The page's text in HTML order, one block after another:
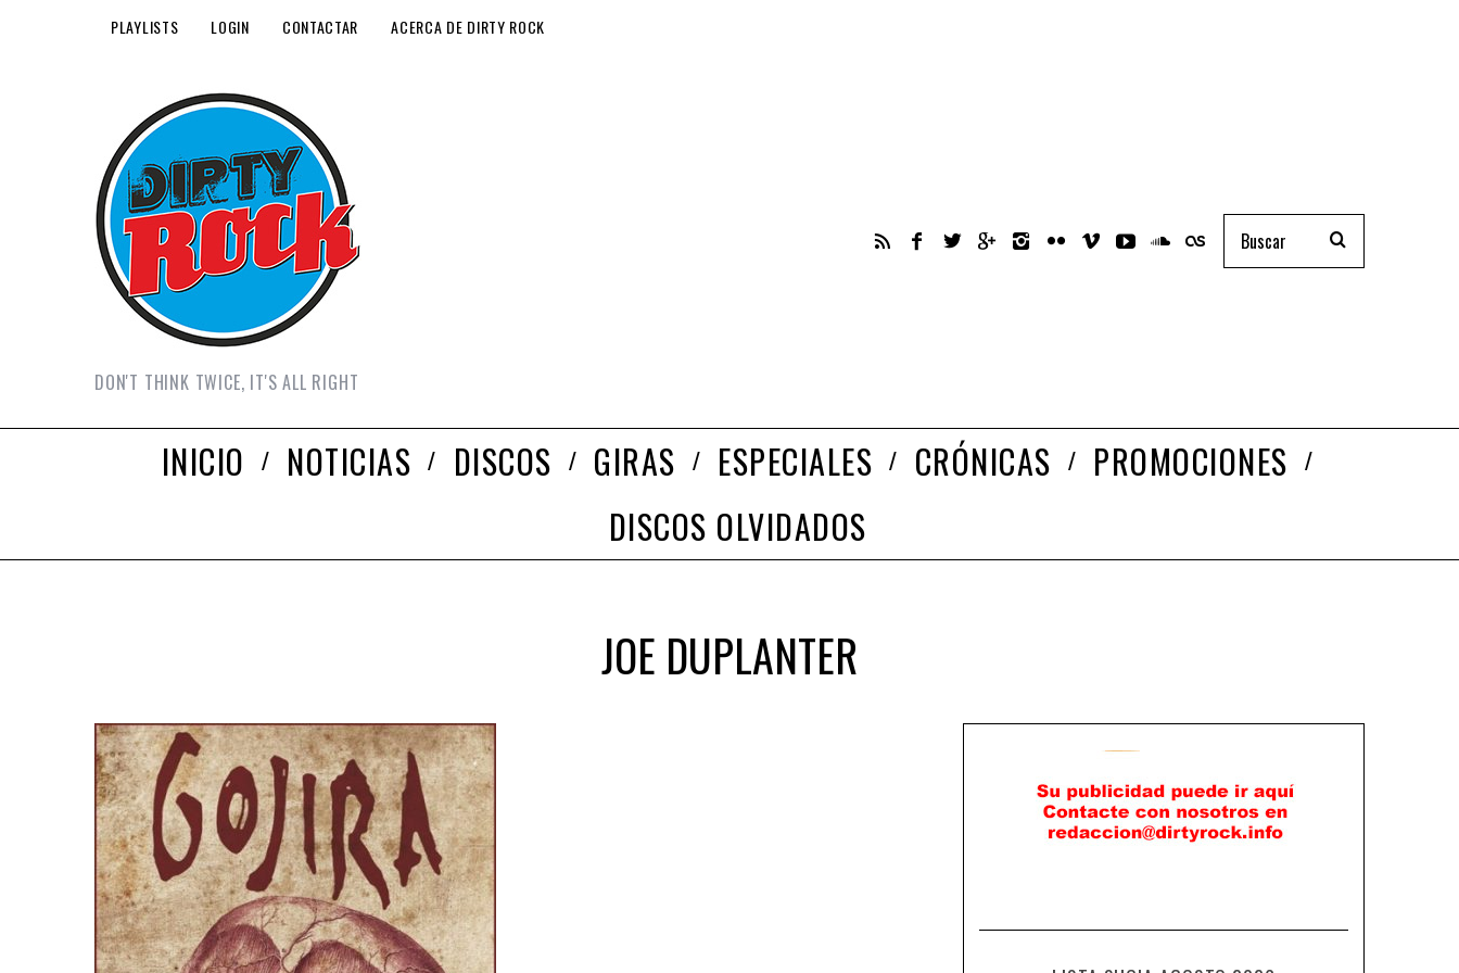
PLAYLISTS LOGIN CONTACTAR ACERCA DE DIRTY ROCK
DON'T THINK TWICE, IT'S ALL RIGHT
INICIO NOTICIAS DISCOS GIRAS ESPECIALES CRÓNICAS
PROMOCIONES
DISCOS OLVIDADOS
JOE DUPLANTER